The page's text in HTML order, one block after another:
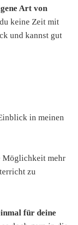
Art von
keine Zeit mit
und kannst gut
in meinen
Möglichkeit mehr
zu
für deine